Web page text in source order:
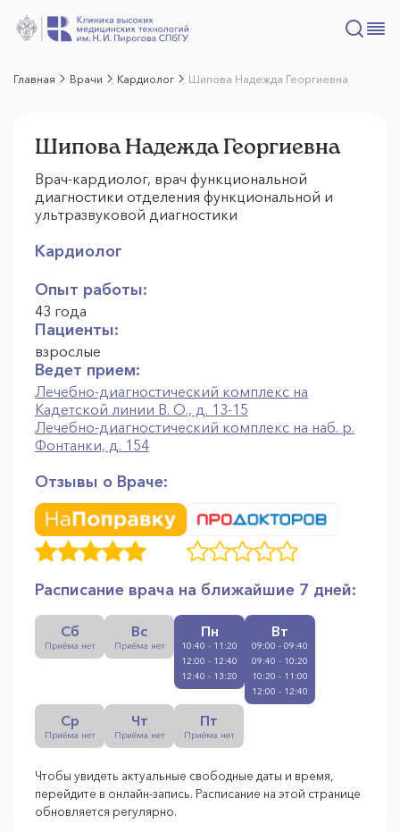
Главная Врачи Кардиолог Шипова Надежда Георгиевна
Шипова Надежда Георгиевна
Врач-кардиолог, врач функциональной
диагностики отделения функциональной и
ультразвуковой диагностики
Кардиолог
Опыт работы:
43 года
Пациенты:
взрослые
Ведет прием:
Лечебно-диагностический комплекс на
Кадетской линии В. О., д. 13-15
Лечебно-диагностический комплекс на наб. р.
Фонтанки, д. 154
Отзывы о Враче:
Расписание врача на ближайшие 7 дней:
Сб
Приёма нет
Вс
Приёма нет
Пн
10:40 - 11:20
12:00 - 12:40
12:40 - 13:20
Вт
09:00 - 09:40
09:40 - 10:20
10:20 - 11:00
12:00 - 12:40
Ср
Приёма нет
Чт
Приёма нет
Пт
Приёма нет
Чтобы увидеть актуальные свободные даты и время,
перейдите в онлайн-запись. Расписание на этой странице
обновляется регулярно.